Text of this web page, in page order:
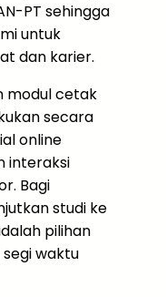
PT sehingga
untuk
dan karier.
modul cetak
secara
online
interaksi
Bagi
studi ke
pilihan
waktu